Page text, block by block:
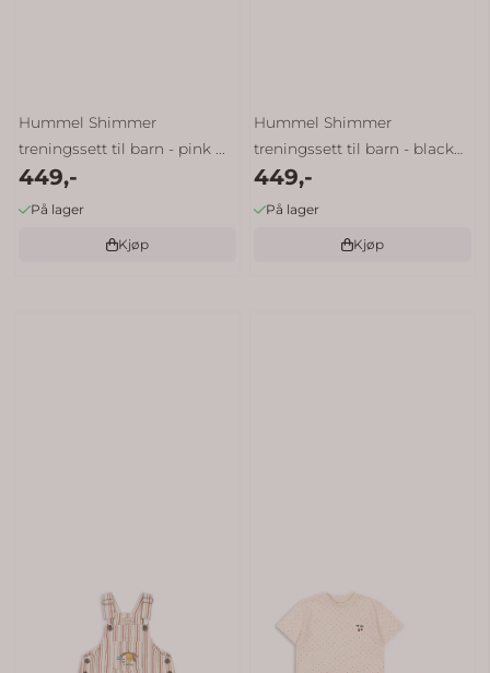
Hummel Shimmer
treningssett til barn - pink ...
449,-
På lager
Kjøp
Hummel Shimmer
treningssett til barn - black
grey
449,-
På lager
Kjøp